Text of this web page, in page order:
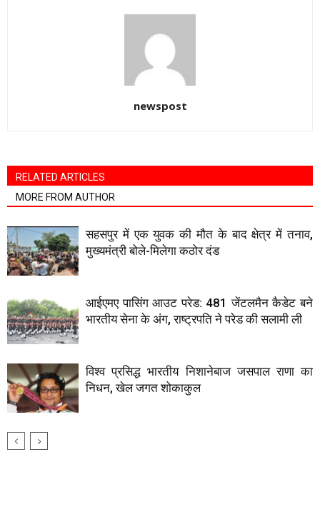
newspost
RELATED ARTICLES
MORE FROM AUTHOR
सहसपुर में एक युवक की मौत के बाद क्षेत्र में तनाव,
मुख्यमंत्री बोले-मिलेगा कठोर दंड
आईएमए पासिंग आउट परेड: 481 जेंटलमैन कैडेट बने
भारतीय सेना के अंग, राष्ट्रपति ने परेड की सलामी ली
विश्व प्रसिद्ध भारतीय निशानेबाज जसपाल राणा का
निधन, खेल जगत शोकाकुल